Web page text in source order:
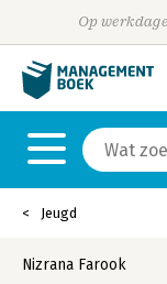
Op
Jeugd
Nizrana Farook